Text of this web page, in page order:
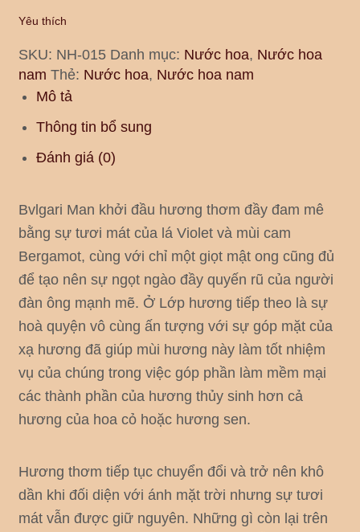
Yêu thích
SKU: NH-015 Danh mục: Nước hoa, Nước hoa
nam Thẻ: Nước hoa, Nước hoa nam
Mô tả
Thông tin bổ sung
Đánh giá (0)
Bvlgari Man khởi đầu hương thơm đầy đam mê
bằng sự tươi mát của lá Violet và mùi cam
Bergamot, cùng với chỉ một giọt mật ong cũng đủ
để tạo nên sự ngọt ngào đầy quyến rũ của người
đàn ông mạnh mẽ. Ở Lớp hương tiếp theo là sự
hoà quyện vô cùng ấn tượng với sự góp mặt của
xạ hương đã giúp mùi hương này làm tốt nhiệm
vụ của chúng trong việc góp phần làm mềm mại
các thành phần của hương thủy sinh hơn cả
hương của hoa cỏ hoặc hương sen.
Hương thơm tiếp tục chuyển đổi và trở nên khô
dần khi đối diện với ánh mặt trời nhưng sự tươi
mát vẫn được giữ nguyên. Những gì còn lại trên